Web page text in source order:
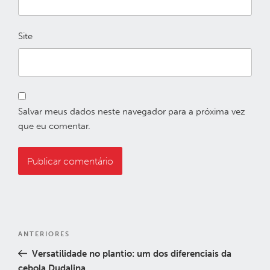
Site
Salvar meus dados neste navegador para a próxima vez
que eu comentar.
Post
Post
anterior
ANTERIORES
Versatilidade no plantio: um dos diferenciais da